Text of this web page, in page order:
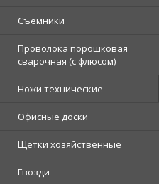
Съемники
Проволока порошковая
сварочная (с флюсом)
Ножи технические
Офисные доски
Щетки хозяйственные
Гвозди